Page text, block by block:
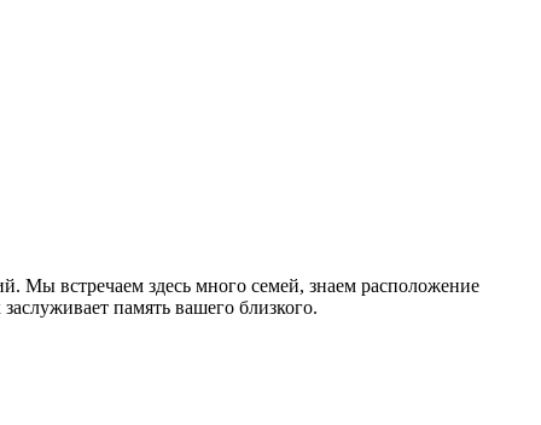
Мы встречаем здесь много семей, знаем расположение
память вашего близкого.